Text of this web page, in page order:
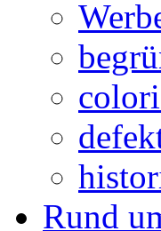
Rund